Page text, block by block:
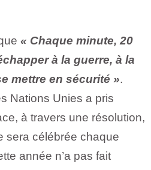
« Chaque minute, 20
à la guerre, à la
mettre en sécurité ».
Nations Unies a pris
à travers une résolution,
sera célébrée chaque
année n’a pas fait